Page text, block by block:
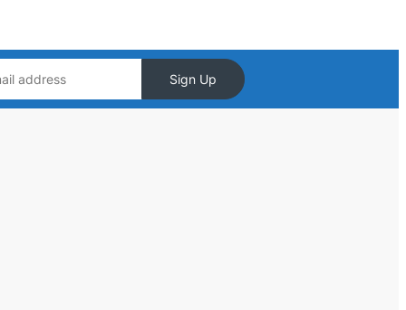
Sign Up